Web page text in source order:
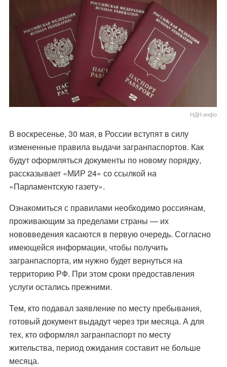
НДН.инфо
В воскресенье, 30 мая, в России вступят в силу
измененные правила выдачи загранпаспортов. Как
будут оформляться документы по новому порядку,
рассказывает «МИР 24» со ссылкой на
«Парламентскую газету».
Ознакомиться с правилами необходимо россиянам,
проживающим за пределами страны — их
нововведения касаются в первую очередь. Согласно
имеющейся информации, чтобы получить
загранпаспорта, им нужно будет вернуться на
территорию РФ. При этом сроки предоставления
услуги остались прежними.
Тем, кто подавал заявление по месту пребывания,
готовый документ выдадут через три месяца. А для
тех, кто оформлял загранпаспорт по месту
жительства, период ожидания составит не больше
месяца.